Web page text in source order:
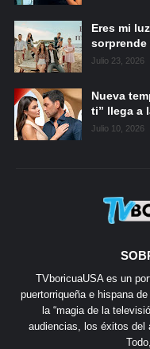
Eres mi
sorprende
Julio 23, 2026
Nueva
ti” llega a
Julio 10, 2026
TVboricuaUSA es un
puertorriqueña e hispana
la “magia de la
audiencias, los éxitos del